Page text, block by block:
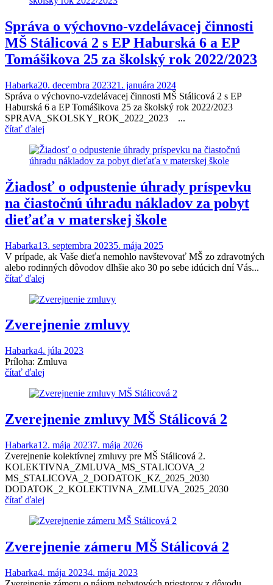
Správa o výchovno-vzdelávacej činnosti
MŠ Stálicová 2 s EP Haburská 6 a EP
Tomášikova 25 za školský rok 2022/2023
Habarka20. decembra 202321. januára 2024
Správa o výchovno-vzdelávacej činnosti MŠ Stálicová 2 s EP
Haburská 6 a EP Tomášikova 25 za školský rok 2022/2023
SPRAVA_SKOLSKY_ROK_2022_2023 ...
čítať ďalej
Žiadosť o odpustenie úhrady príspevku
na čiastočnú úhradu nákladov za pobyt
dieťaťa v materskej škole
Habarka13. septembra 20235. mája 2025
V prípade, ak Vaše dieťa nemohlo navštevovať MŠ zo zdravotných
alebo rodinných dôvodov dlhšie ako 30 po sebe idúcich dní Vás...
čítať ďalej
Zverejnenie zmluvy
Habarka4. júla 2023
Príloha: Zmluva
čítať ďalej
Zverejnenie zmluvy MŠ Stálicová 2
Habarka12. mája 20237. mája 2026
Zverejnenie kolektívnej zmluvy pre MŠ Stálicová 2.
KOLEKTIVNA_ZMLUVA_MS_STALICOVA_2
MS_STALICOVA_2_DODATOK_KZ_2025_2030
DODATOK_2_KOLEKTIVNA_ZMLUVA_2025_2030
čítať ďalej
Zverejnenie zámeru MŠ Stálicová 2
Habarka4. mája 20234. mája 2023